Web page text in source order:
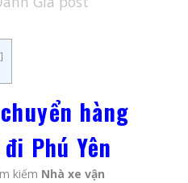
]
hàng
Phú Yên
kiếm Nhà xe vận